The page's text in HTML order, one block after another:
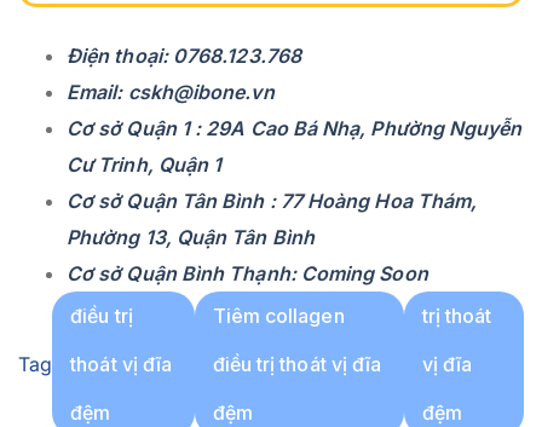
Điện thoại: 0768.123.768
Email: cskh@ibone.vn
Cơ sở Quận 1 : 29A Cao Bá Nhạ, Phường Nguyễn
Cư Trinh, Quận 1
Cơ sở Quận Tân Bình : 77 Hoàng Hoa Thám,
Phường 13, Quận Tân Bình
Cơ sở Quận Bình Thạnh: Coming Soon
Tag
điều trị
thoát vị đĩa
đệm
Tiêm collagen
điều trị thoát vị đĩa
đệm
trị thoát
vị đĩa
đệm